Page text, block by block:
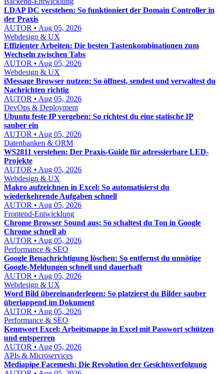
LDAP DC verstehen: So funktioniert der Domain Controller in
der Praxis
AUTOR • Aug 05, 2026
Webdesign & UX
Effizienter Arbeiten: Die besten Tastenkombinationen zum
Wechseln zwischen Tabs
AUTOR • Aug 05, 2026
Webdesign & UX
iMessage Browser nutzen: So öffnest, sendest und verwaltest du
Nachrichten richtig
AUTOR • Aug 05, 2026
DevOps & Deployment
Ubuntu feste IP vergeben: So richtest du eine statische IP
sauber ein
AUTOR • Aug 05, 2026
Datenbanken & ORM
WS2811 verstehen: Der Praxis-Guide für adressierbare LED-
Projekte
AUTOR • Aug 05, 2026
Webdesign & UX
Makro aufzeichnen in Excel: So automatisierst du
wiederkehrende Aufgaben schnell
AUTOR • Aug 05, 2026
Frontend-Entwicklung
Chrome Browser Sound aus: So schaltest du Ton in Google
Chrome schnell ab
AUTOR • Aug 05, 2026
Performance & SEO
Google Benachrichtigung löschen: So entfernst du unnötige
Google-Meldungen schnell und dauerhaft
AUTOR • Aug 05, 2026
Webdesign & UX
Word Bild übereinanderlegen: So platzierst du Bilder sauber
überlappend im Dokument
AUTOR • Aug 05, 2026
Performance & SEO
Kennwort Excel: Arbeitsmappe in Excel mit Passwort schützen
und entsperren
AUTOR • Aug 05, 2026
APIs & Microservices
Mediapipe Facemesh: Die Revolution der Gesichtsverfolgung